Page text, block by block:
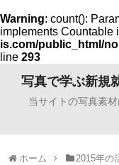
Warning: count():
implements Countable
is.com/public_html/
line 293
写真で学ぶ新規
当サイトの写真素
ホーム 2015年の